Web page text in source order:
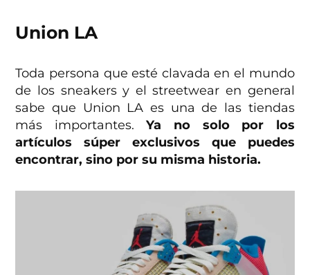
Union LA
Toda persona que esté clavada en el mundo
de los sneakers y el streetwear en general
sabe que Union LA es una de las tiendas
más importantes.Ya no solo por los
artículos súper exclusivos que puedes
encontrar, sino por su misma historia.